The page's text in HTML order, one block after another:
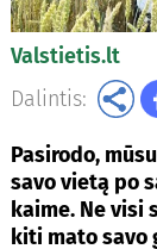
Valstietis.lt
Dalintis:
Pasirodo,
savo vietą po
kaime. Ne visi
kiti mato savo